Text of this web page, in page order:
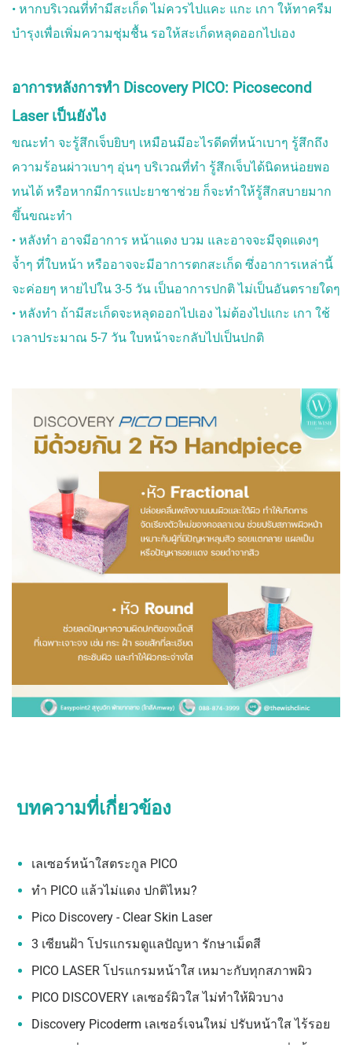
• หากบริเวณที่ทำมีสะเก็ด ไม่ควรไปแคะ แกะ เกา ให้ทาครีม
บำรุงเพื่อเพิ่มความชุ่มชื้น รอให้สะเก็ดหลุดออกไปเอง
อาการหลังการทำ Discovery PICO: Picosecond
Laser เป็นยังไง
ขณะทำ จะรู้สึกเจ็บยิบๆ เหมือนมีอะไรดีดที่หน้าเบาๆ รู้สึกถึง
ความร้อนผ่าวเบาๆ อุ่นๆ บริเวณที่ทำ รู้สึกเจ็บได้นิดหน่อยพอ
ทนได้ หรือหากมีการแปะยาชาช่วย ก็จะทำให้รู้สึกสบายมาก
ขึ้นขณะทำ
• หลังทำ อาจมีอาการ หน้าแดง บวม และอาจจะมีจุดแดงๆ
จ้ำๆ ที่ใบหน้า หรืออาจจะมีอาการตกสะเก็ด ซึ่งอาการเหล่านี้
จะค่อยๆ หายไปใน 3-5 วัน เป็นอาการปกติ ไม่เป็นอันตรายใดๆ
• หลังทำ ถ้ามีสะเก็ดจะหลุดออกไปเอง ไม่ต้องไปแกะ เกา ใช้
เวลาประมาณ 5-7 วัน ใบหน้าจะกลับไปเป็นปกติ
บทความที่เกี่ยวข้อง
เลเซอร์หน้าใสตระกูล PICO
ทำ PICO แล้วไม่แดง ปกติไหม?
Pico Discovery - Clear Skin Laser
3 เซียนฝ้า โปรแกรมดูแลปัญหา รักษาเม็ดสี
PICO LASER โปรแกรมหน้าใส เหมาะกับทุกสภาพผิว
PICO DISCOVERY เลเซอร์ผิวใส ไม่ทำให้ผิวบาง
Discovery Picoderm เลเซอร์เจนใหม่ ปรับหน้าใส ไร้รอย